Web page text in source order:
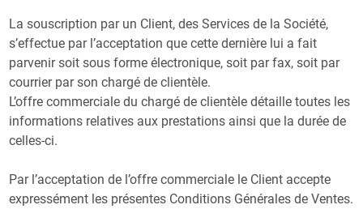
La souscription par un Client, des Services de la Société,
s’effectue par l’acceptation que cette dernière lui a fait
parvenir soit sous forme électronique, soit par fax, soit par
courrier par son chargé de clientèle.
L’offre commerciale du chargé de clientèle détaille toutes les
informations relatives aux prestations ainsi que la durée de
celles-ci.
Par l’acceptation de l’offre commerciale le Client accepte
expressément les présentes Conditions Générales de Ventes.